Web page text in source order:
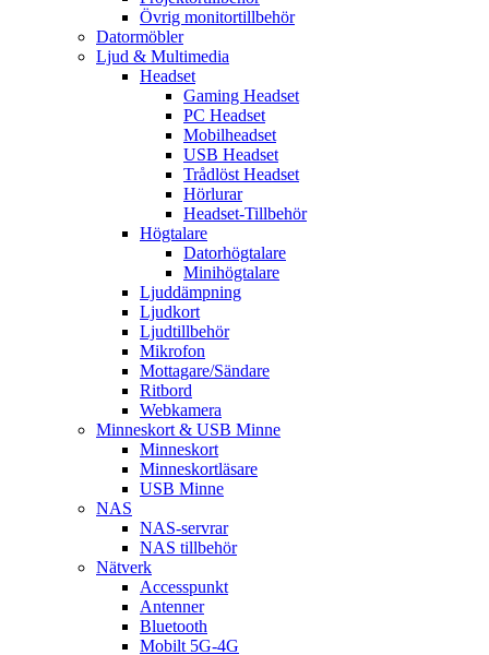
Övrig monitortillbehör
Datormöbler
Ljud & Multimedia
Headset
Gaming Headset
PC Headset
Mobilheadset
USB Headset
Trådlöst Headset
Hörlurar
Headset-Tillbehör
Högtalare
Datorhögtalare
Minihögtalare
Ljuddämpning
Ljudkort
Ljudtillbehör
Mikrofon
Mottagare/Sändare
Ritbord
Webkamera
Minneskort & USB Minne
Minneskort
Minneskortläsare
USB Minne
NAS
NAS-servrar
NAS tillbehör
Nätverk
Accesspunkt
Antenner
Bluetooth
Mobilt 5G-4G